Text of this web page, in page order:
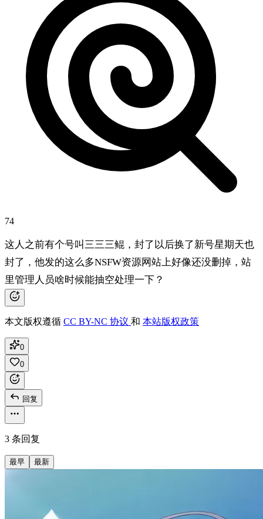
74
这人之前有个号叫三三三鲲，封了以后换了新号星期天也
封了，他发的这么多NSFW资源网站上好像还没删掉，站
里管理人员啥时候能抽空处理一下？
本文版权遵循 CC BY-NC 协议 和 本站版权政策
0
0
回复
3 条回复
最早 最新